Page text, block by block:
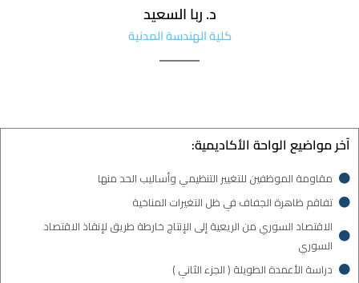
د. ربا السعيد
كلية الهندسة المدنية
آخر مواضيع الواحة الأكاديمية:
مقاومة الموظفين للتغيير التنظيمي وأساليب الحد منها
تفاقم ظاهرة الجفاف في ظل التغيرات المناخية
الاقتصاد السوري من الريعية إلى الإنتاج خارطة طريق لإنقاذ الاقتصاد
السوري
دراسة الأعمدة الطويلة ( الجزء الثاني )